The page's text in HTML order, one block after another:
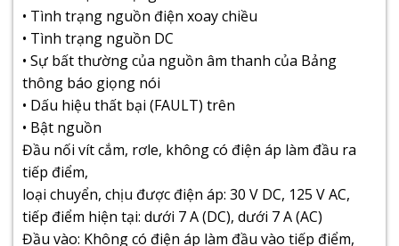
• Tình trạng nguồn điện xoay chiều
• Tình trạng nguồn DC
• Sự bất thường của nguồn âm thanh của Bảng
thông báo giọng nói
• Dấu hiệu thất bại (FAULT) trên
• Bật nguồn
Đầu nối vít cắm, rơle, không có điện áp làm đầu ra
tiếp điểm,
loại chuyển, chịu được điện áp: 30 V DC, 125 V AC,
tiếp điểm hiện tại: dưới 7 A (DC), dưới 7 A (AC)
Đầu vào: Không có điện áp làm đầu vào tiếp điểm,